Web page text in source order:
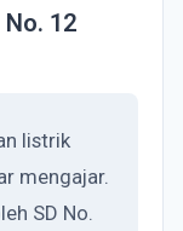
12
listrik
mengajar.
SD No.